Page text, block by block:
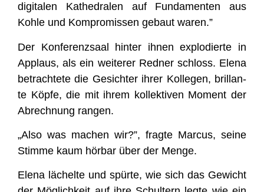
digi­ta­len Kathe­dra­len auf Fun­da­men­ten aus
Koh­le und Kom­pro­mis­sen gebaut waren.”
Der Kon­fe­renz­saal hin­ter ihnen explo­dier­te in
Applaus, als ein wei­te­rer Red­ner schloss. Ele­na
betrach­te­te die Gesich­ter ihrer Kol­le­gen, bril­lan­
te Köp­fe, die mit ihrem kol­lek­ti­ven Moment der
Abrech­nung rangen.
„Also was machen wir?”, frag­te Mar­cus, sei­ne
Stim­me kaum hör­bar über der Menge.
Ele­na lächel­te und spür­te, wie sich das Gewicht